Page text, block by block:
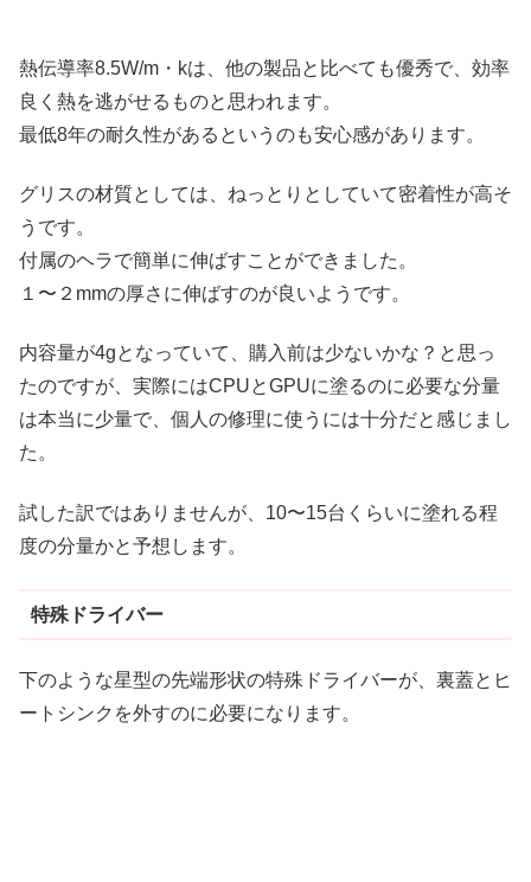
熱伝導率8.5W/m・kは、他の製品と比べても優秀で、効率
良く熱を逃がせるものと思われます。
最低8年の耐久性があるというのも安心感があります。
グリスの材質としては、ねっとりとしていて密着性が高そ
うです。
付属のヘラで簡単に伸ばすことができました。
１〜２mmの厚さに伸ばすのが良いようです。
内容量が4gとなっていて、購入前は少ないかな？と思っ
たのですが、実際にはCPUとGPUに塗るのに必要な分量
は本当に少量で、個人の修理に使うには十分だと感じまし
た。
試した訳ではありませんが、10〜15台くらいに塗れる程
度の分量かと予想します。
特殊ドライバー
下のような星型の先端形状の特殊ドライバーが、裏蓋とヒ
ートシンクを外すのに必要になります。